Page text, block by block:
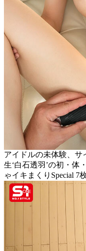
アイドルの未体験、
生‘白石透羽’の初・体
ゃイキまくりSpecial 7